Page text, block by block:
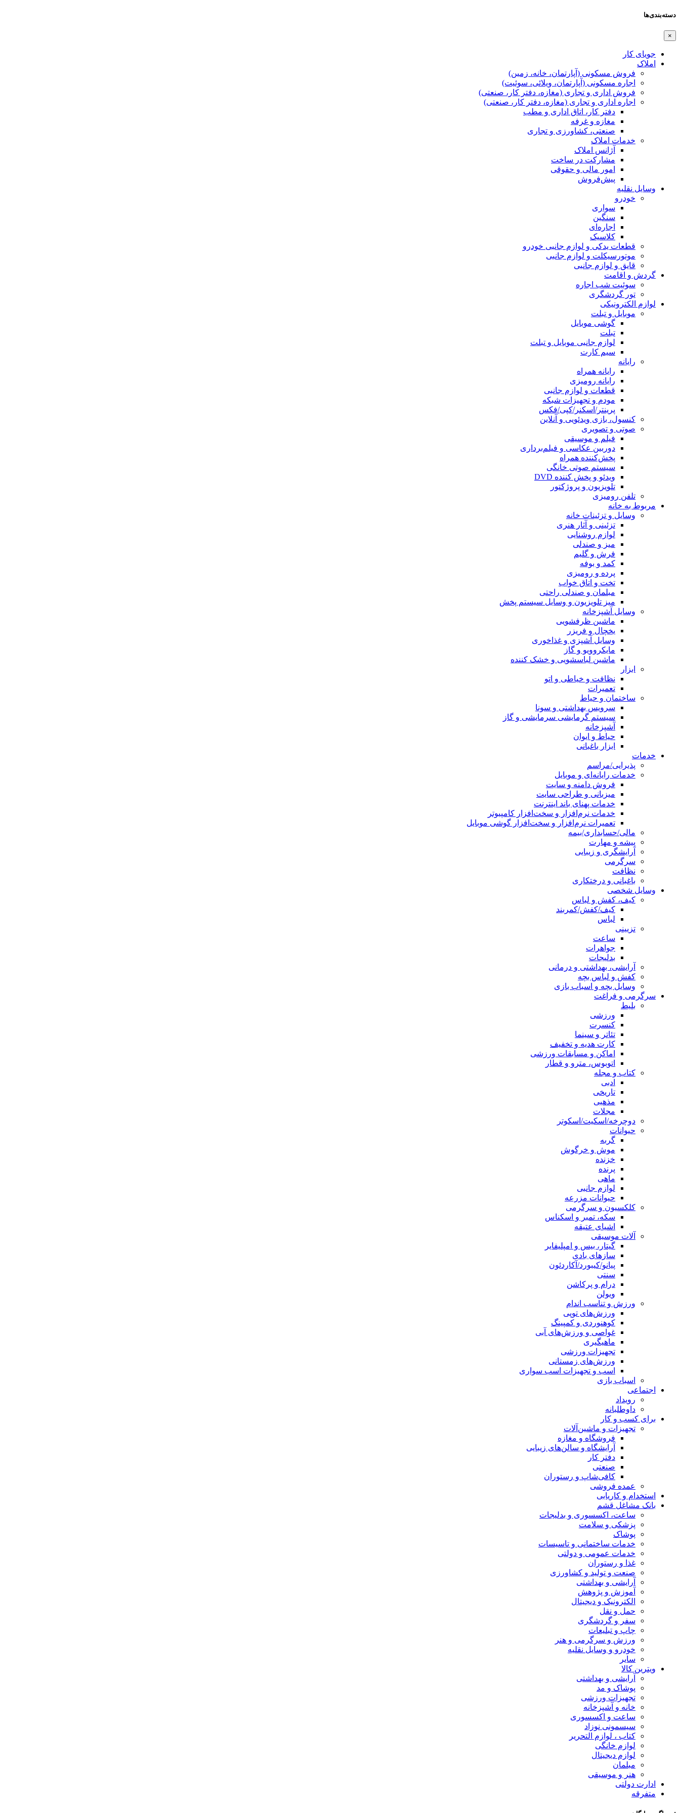
دسته‌بندی‌ها
×
جویای کار
املاک
فروش مسکونی (آپارتمان، خانه، زمین)
اجاره مسکونی (آپارتمان، ویلائی، سوئیت)
فروش اداری و تجاری (مغازه، دفتر کار، صنعتی)
اجاره اداری و تجاری (مغازه، دفتر کار، صنعتی)
دفتر کار، اتاق اداری و مطب
مغازه و غرفه
صنعتی،‌ کشاورزی و تجاری
خدمات املاک
آژانس املاک
مشارکت در ساخت
امور مالی و حقوقی
پیش‌فروش
وسایل نقلیه
خودرو
سواری
سنگین
اجاره‌ای
کلاسیک
قطعات یدکی و لوازم جانبی خودرو
موتورسیکلت و لوازم جانبی
قایق و لوازم جانبی
گردش و اقامت
سوئیت شب اجاره
تور گردشگری
لوازم الکترونیکی
موبایل و تبلت
گوشی موبایل
تبلت
لوازم جانبی موبایل و تبلت
سیم کارت
رایانه
رایانه همراه
رایانه رومیزی
قطعات و لوازم جانبی
مودم و تجهیزات شبکه
پرینتر/اسکنر/کپی/فکس
کنسول، بازی‌ ویدئویی و آنلاین
صوتی و تصویری
فیلم و موسیقی
دوربین عکاسی و فیلم‌برداری
پخش‌کننده همراه
سیستم صوتی خانگی
ویدئو و پخش کننده DVD
تلویزیون و پروژکتور
تلفن رومیزی
مربوط به خانه
وسایل و تزئینات خانه
تزئینی و آثار هنری
لوازم روشنایی
میز و صندلی
فرش و گلیم
کمد و بوفه
پرده و رومیزی
تخت و اتاق خواب
مبلمان و صندلی راحتی
میز تلویزیون و وسایل سیستم پخش
وسایل آشپزخانه
ماشین ظرفشویی
یخچال و فریزر
وسایل آشپزی و غذاخوری
مایکروویو و گاز
ماشین لباسشویی و خشک کننده
ابزار
نظافت و خیاطی و اتو
تعمیرات
ساختمان و حیاط
سرویس بهداشتی و سونا
سیستم گرمایشی سرمایشی و گاز
آشپزخانه
حیاط و ایوان
ابزار باغبانی
خدمات
پذیرایی/مراسم
خدمات رایانه‌ای و موبایل
فروش دامنه و سایت
میزبانی و طراحی سایت
خدمات پهنای باند اینترنت
خدمات نرم‌افزار و سخت‌افزار کامپیوتر
تعمیرات نرم‌افزار و سخت‌افزار گوشی موبایل
مالی/حسابداری/بیمه
پیشه و مهارت
آرایشگری و زیبایی
سرگرمی
نظافت
باغبانی و درختکاری
وسایل شخصی
کیف، کفش و لباس
کیف/کفش/کمربند
لباس
تزیینی
ساعت
جواهرات
بدلیجات
آرایشی، بهداشتی و درمانی
کفش و لباس بچه
وسایل بچه و اسباب بازی
سرگرمی و فراغت
بلیط
ورزشی
کنسرت
تئاتر و سینما
کارت هدیه و تخفیف
اماکن و مسابقات ورزشی
اتوبوس، مترو و قطار
کتاب و مجله
ادبی
تاریخی
مذهبی
مجلات
دوچرخه/اسکیت/اسکوتر
حیوانات
گربه
موش و خرگوش
خزنده
پرنده
ماهی
لوازم جانبی
حیوانات مزرعه
کلکسیون و سرگرمی
سکه، تمبر و اسکناس
اشیای عتیقه
آلات موسیقی
گیتار، بیس و امپلیفایر
سازهای بادی
پیانو/کیبورد/آکاردئون
سنتی
درام و پرکاشن
ویولن
ورزش و تناسب اندام
ورزش‌های توپی
کوهنوردی و کمپینگ
غواصی و ورزش‌های آبی
ماهیگیری
تجهیزات ورزشی
ورزش‌های زمستانی
اسب و تجهیزات اسب سواری
اسباب‌ بازی
اجتماعی
رویداد
داوطلبانه
برای کسب و کار
تجهیزات و ماشین‌آلات
فروشگاه و مغازه
آرایشگاه و سالن‌های زیبایی
دفتر کار
صنعتی
کافی‌شاپ و رستوران
عمده فروشی
استخدام و کاریابی
بانک مشاغل قشم
ساعت، اکسسوری و بدلیجات
پزشکی و سلامت
پوشاک
خدمات ساختمانی و تاسیسات
خدمات عمومی و دولتی
غذا و رستوران
صنعت و تولید و کشاورزی
آرایشی و بهداشتی
آموزش و پژوهش
الکترونیک و دیجیتال
حمل و نقل
سفر و گردشگری
چاپ و تبلیعات
ورزش و سرگرمی و هنر
خودرو و وسایل نقلیه
سایر
ویترین کالا
آرایشی و بهداشتی
پوشاک و مد
تجهیزات ورزشی
خانه و آشپزخانه
ساعت و اکسسوری
سیسمونی نوزاد
کتاب ، لوازم التحریر
لوازم خانگی
لوازم دیجیتال
مبلمان
هنر و موسیقی
ادارت دولتی
متفرقه